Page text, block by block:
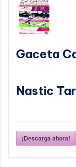
Gaceta
Nastic
¡Descarga ahora!